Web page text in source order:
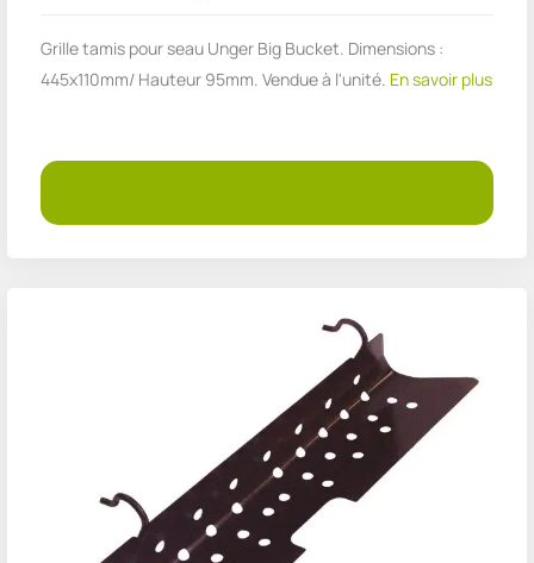
Grille tamis pour seau Unger Big Bucket. Dimensions :
445x110mm/ Hauteur 95mm. Vendue à l'unité. En savoir plus